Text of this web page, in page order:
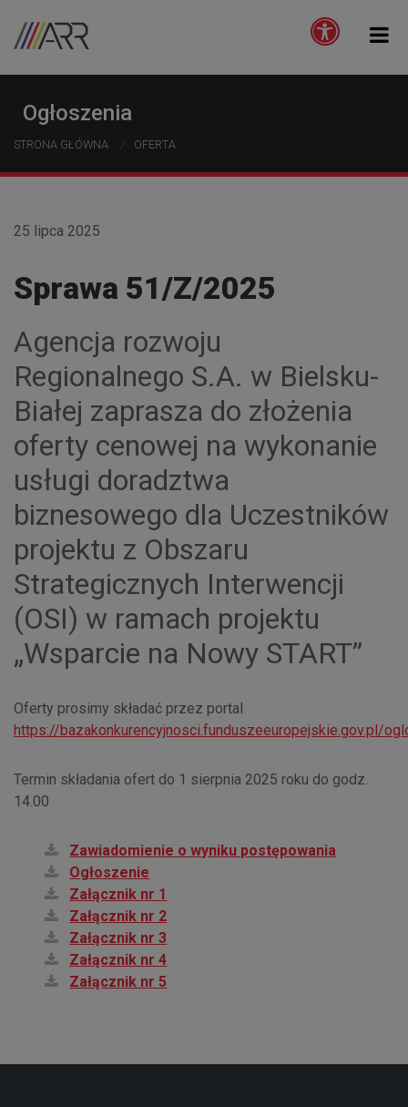
Ogłoszenia
STRONA GŁÓWNA OFERTA
25 lipca 2025
Sprawa 51/Z/2025
Agencja rozwoju
Regionalnego S.A. w Bielsku-
Białej zaprasza do złożenia
oferty cenowej na wykonanie
usługi doradztwa
biznesowego dla Uczestników
projektu z Obszaru
Strategicznych Interwencji
(OSI) w ramach projektu
„Wsparcie na Nowy START”
Oferty prosimy składać przez portal
https://bazakonkurencyjnosci.funduszeeuropejskie.gov.pl/
Termin składania ofert do 1 sierpnia 2025 roku do godz.
14.00
Zawiadomienie o wyniku postępowania
Ogłoszenie
Załącznik nr 1
Załącznik nr 2
Załącznik nr 3
Załącznik nr 4
Załącznik nr 5